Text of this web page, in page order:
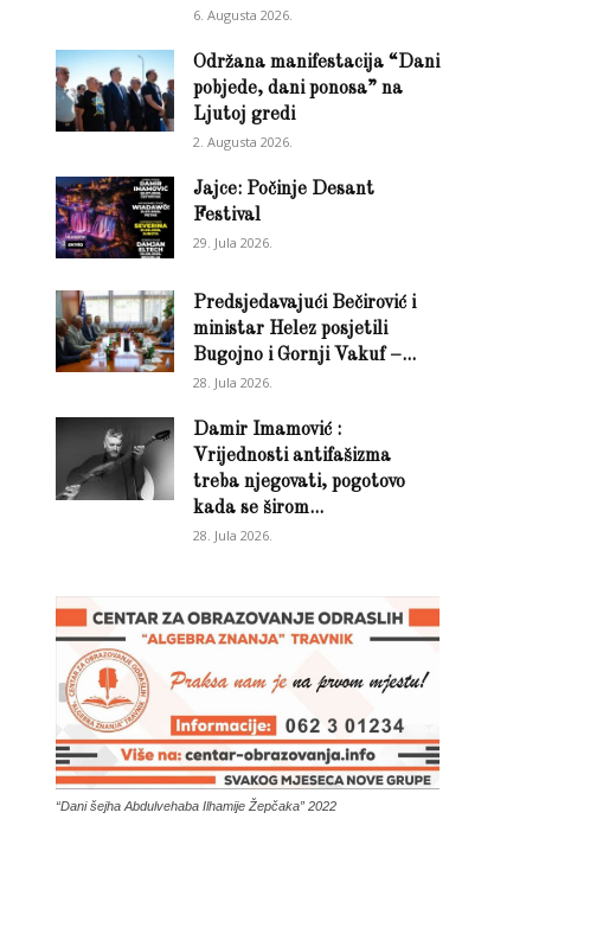
6. Augusta 2026.
Održana manifestacija “Dani
pobjede, dani ponosa” na
Ljutoj gredi
2. Augusta 2026.
Jajce: Počinje Desant
Festival
29. Jula 2026.
Predsjedavajući Bečirović i
ministar Helez posjetili
Bugojno i Gornji Vakuf –...
28. Jula 2026.
Damir Imamović :
Vrijednosti antifašizma
treba njegovati, pogotovo
kada se širom...
28. Jula 2026.
“Dani šejha Abdulvehaba Ilhamije Žepčaka” 2022